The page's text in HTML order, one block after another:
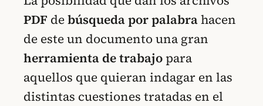
PDF debúsqueda por palabrahacen
de este un documento una gran
herramienta de trabajo para
aquellos que quieran indagar en las
distintas cuestiones tratadas en el